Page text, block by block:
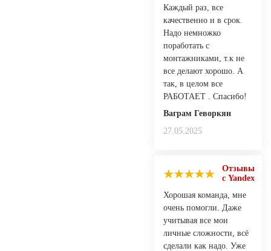
Каждый раз, все
качественно и в срок.
Надо немножко
поработать с
монтажниками, т.к не
все делают хорошо. А
так, в целом все
РАБОТАЕТ . Спасибо!
Ваграм Геворкян
27.05.2025
Отзывы
с Yandex
Хорошая команда, мне
очень помогли. Даже
учитывая все мои
личные сложности, всё
сделали как надо. Уже